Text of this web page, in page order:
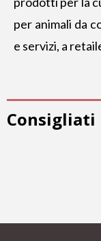
per animali da
e servizi, a
Consigliati